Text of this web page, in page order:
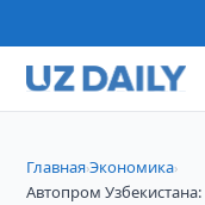
Главная›Экономика›
Автопром